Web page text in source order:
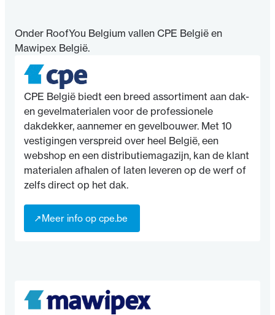
Onder RoofYou Belgium vallen CPE België en
Mawipex België.
CPE België biedt een breed assortiment aan dak-
en gevelmaterialen voor de professionele
dakdekker, aannemer en gevelbouwer. Met 10
vestigingen verspreid over heel België, een
webshop en een distributiemagazijn, kan de klant
materialen afhalen of laten leveren op de werf of
zelfs direct op het dak.
↗
↗
Meer info op cpe.be